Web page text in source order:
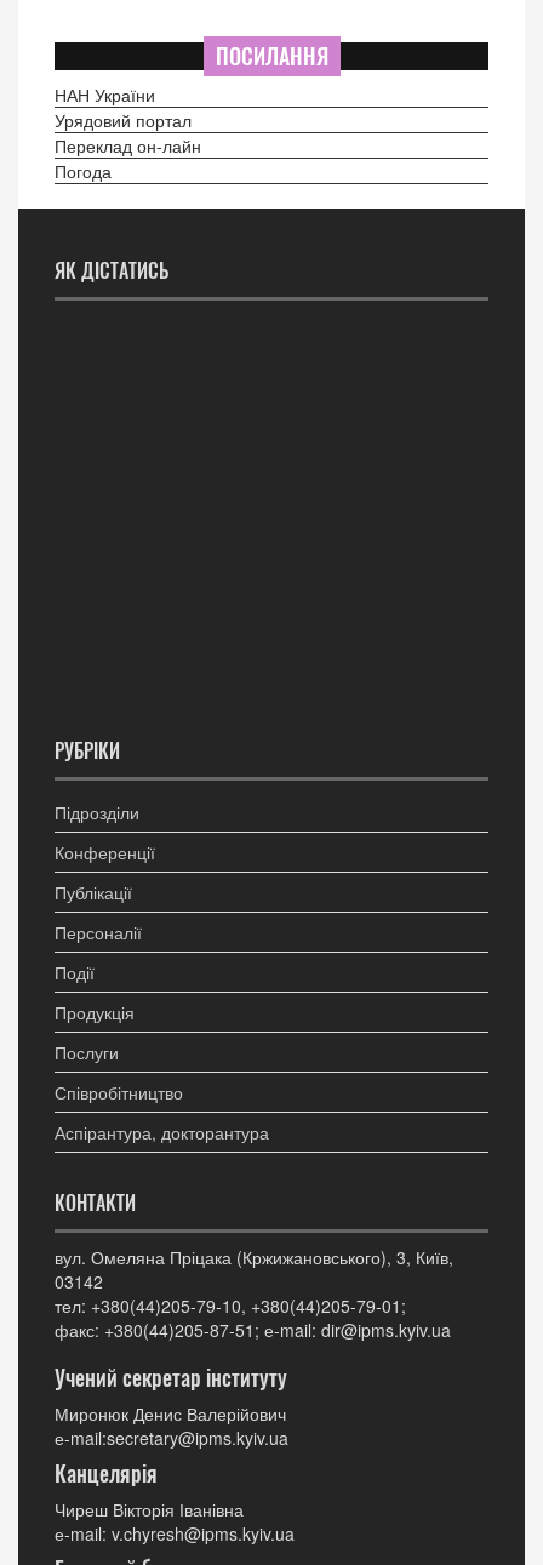
ПОСИЛАННЯ
НАН України
Урядовий портал
Переклад он-лайн
Погода
ЯК ДІСТАТИСЬ
РУБРІКИ
Підрозділи
Конференції
Публікації
Персоналії
Події
Продукція
Послуги
Співробітництво
Аспірантура, докторантура
КОНТАКТИ
вул. Омеляна Пріцака (Кржижановського), 3, Київ,
03142
тел: +380(44)205-79-10, +380(44)205-79-01;
факс: +380(44)205-87-51; е-mail: dir@ipms.kyiv.ua
Учений секретар інституту
Миронюк Денис Валерійович
е-mail:secretary@ipms.kyiv.ua
Канцелярія
Чиреш Вікторія Іванівна
е-mail: v.chyresh@ipms.kyiv.ua